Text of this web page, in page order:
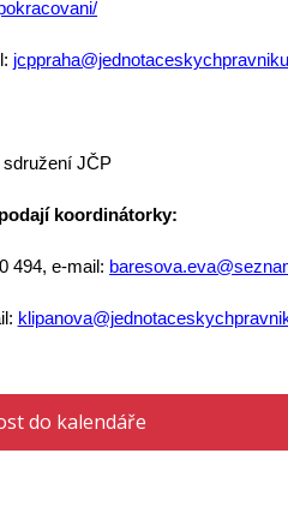
JČP
koordinátorky:
494, e-mail:
do kalendáře